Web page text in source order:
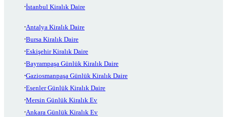
İstanbul Kiralık Daire
Antalya Kiralık Daire
Bursa Kiralık Daire
Eskişehir Kiralık Daire
Bayrampaşa Günlük Kiralık Daire
Gaziosmanpaşa Günlük Kiralık Daire
Esenler Günlük Kiralık Daire
Mersin Günlük Kiralık Ev
Ankara Günlük Kiralık Ev